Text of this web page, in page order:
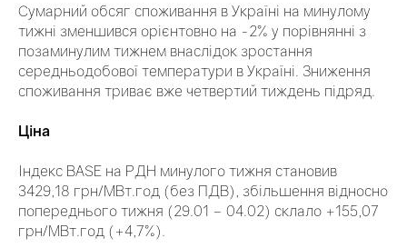
Сумарний обсяг споживання в Україні на минулому
тижні зменшився орієнтовно на -2% у порівнянні з
позаминулим тижнем внаслідок зростання
середньодобової температури в Україні. Зниження
споживання триває вже четвертий тиждень підряд.
Ціна
Індекс BASE на РДН минулого тижня становив
3429,18 грн/МВт.год (без ПДВ), збільшення відносно
попереднього тижня (29.01 – 04.02) склало +155,07
грн/МВт.год (+4,7%).